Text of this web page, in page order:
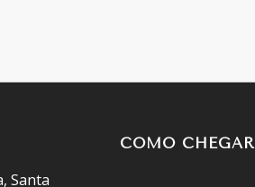
Santa
COMO CHEGAR